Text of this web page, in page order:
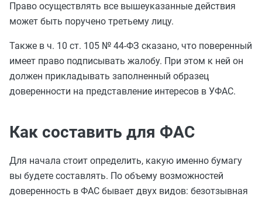
Право осуществлять все вышеуказанные действия
может быть поручено третьему лицу.
Также в ч. 10 ст. 105 № 44-ФЗ сказано, что поверенный
имеет право подписывать жалобу. При этом к ней он
должен прикладывать заполненный образец
доверенности на представление интересов в УФАС.
Как составить для ФАС
Для начала стоит определить, какую именно бумагу
вы будете составлять. По объему возможностей
доверенность в ФАС бывает двух видов: безотзывная